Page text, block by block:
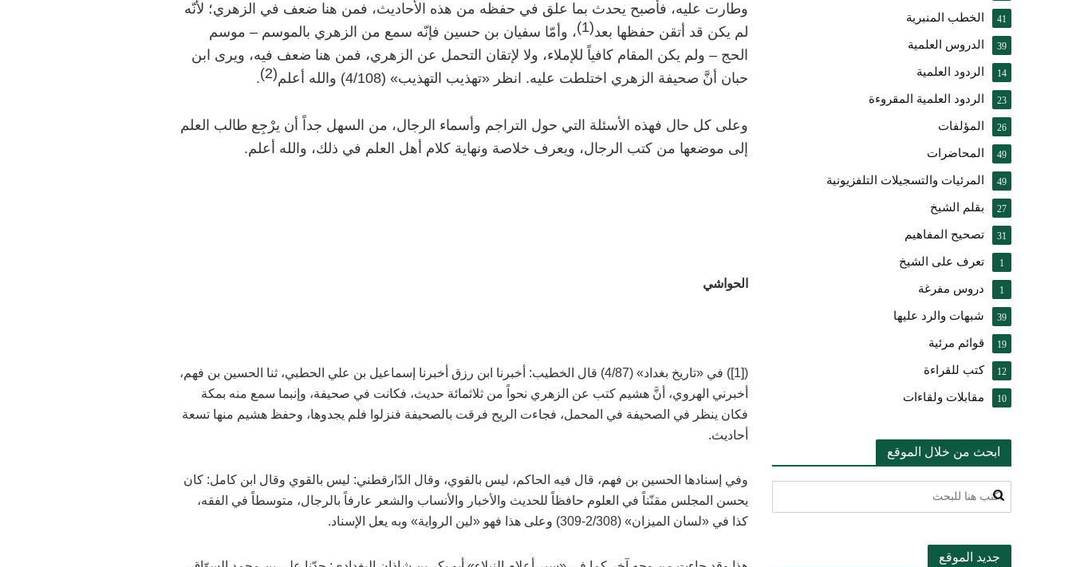
وطارت عليه، فأصبح يحدث بما علق في حفظه من هذه الأحاديث، فمن هنا ضعف في الزهري؛ لأنّه
لم يكن قد أتقن حفظها بعد(
1
)، وأمّا سفيان بن حسين فإنّه سمع من الزهري بالموسم – موسم
الحج – ولم يكن المقام كافياً للإملاء، ولا لإتقان التحمل عن الزهري، فمن هنا ضعف فيه، ويرى ابن
حبان أنَّ صحيفة الزهري اختلطت عليه. انظر «تهذيب التهذيب» (4/108) والله أعلم
(
2
)
.
وعلى كل حال فهذه الأسئلة التي حول التراجم وأسماء الرجال، من السهل جداً أن يرْجِع طالب العلم
إلى موضعها من كتب الرجال، ويعرف خلاصة ونهاية كلام أهل العلم في ذلك، والله أعلم.
الحواشي
([1])
في «تاريخ بغداد» (4/87) قال الخطيب: أخبرنا ابن رزق أخبرنا إسماعيل بن علي الحطبي، ثنا الحسين بن فهم،
أخبرني الهروي، أنَّ هشيم كتب عن الزهري نحواً من ثلاثمائة حديث، فكانت في صحيفة، وإنبما سمع منه بمكة
فكان ينظر في الصحيفة في المحمل، فجاءت الريح فرقت بالصحيفة فنزلوا فلم يجدوها، وحفظ هشيم منها تسعة
أحاديث.
وفي إسنادها الحسين بن فهم، قال فيه الحاكم، ليس بالقوي، وقال الدّارقطني: ليس بالقوي وقال ابن كامل: كان
يحسن المجلس مقنّناً في العلوم حافظاً للحديث والأخبار والأنساب والشعر عارفاً بالرجال، متوسطاً في الفقه،
كذا في «لسان الميزان» (2/308-309) وعلى هذا فهو «لين الرواية» وبه يعل الإسناد.
الخطب المنبرية 41
الدروس العلمية 39
الردود العلمية 14
الردود العلمية المقروءة 23
المؤلفات 26
المحاضرات 49
المرئيات والتسجيلات التلفزيونية 49
بقلم الشيخ 27
تصحيح المفاهيم 31
تعرف على الشيخ 1
دروس مفرغة 1
شبهات والرد عليها 39
قوائم مرئية 19
كتب للقراءة 12
مقابلات ولقاءات 10
ابحث من خلال الموقع
جديد الموقع